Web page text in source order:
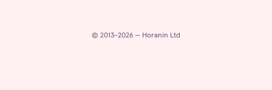
© 2013-2026 — Horanin Ltd